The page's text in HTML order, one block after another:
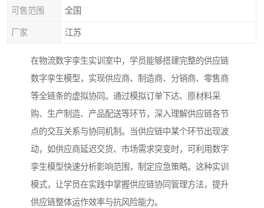
可售范围 全国
厂家 江苏
在物流数字孪生实训室中，学员能够搭建完整的供应链
数字孪生模型，实现供应商、制造商、分销商、零售商
等全链条的虚拟协同。通过模拟订单下达、原材料采
购、生产制造、产品配送等环节，深入理解供应链各节
点的交互关系与协同机制。当供应链中某个环节出现波
动，如供应商延迟交货、市场需求突变时，可利用数字
孪生模型快速分析影响范围，制定应急策略。这种实训
模式，让学员在实践中掌握供应链协同管理方法，提升
供应链整体运作效率与抗风险能力。